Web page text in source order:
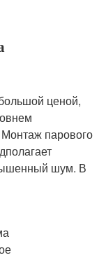
ценой,
парового
шум. В